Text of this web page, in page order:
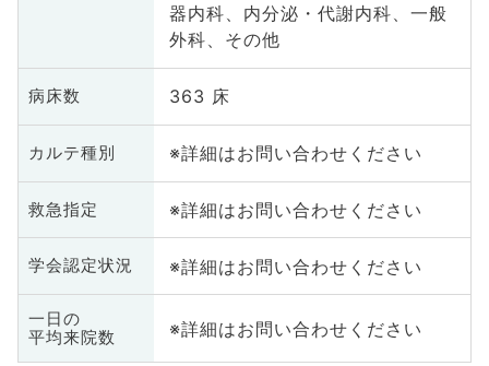
器内科、内分泌・代謝内科、一般
外科、その他
病床数 363 床
カルテ種別 ※詳細はお問い合わせください
救急指定 ※詳細はお問い合わせください
学会認定状況 ※詳細はお問い合わせください
一日の
平均来院数
※詳細はお問い合わせください